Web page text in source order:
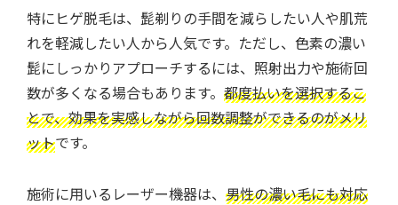
特にヒゲ脱毛は、髭剃りの手間を減らしたい人や肌荒
れを軽減したい人から人気です。ただし、色素の濃い
髭にしっかりアプローチするには、照射出力や施術回
数が多くなる場合もあります。 都度払いを選択するこ
とで、効果を実感しながら回数調整ができるのがメリ
ットです。
施術に用いるレーザー機器は、 男性の濃い毛にも対応